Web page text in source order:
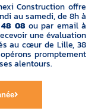
Construction offre
au samedi, de 8h à
48 08ou par email à
une évaluation
au cœur de Lille, 38
promptement
alentours.